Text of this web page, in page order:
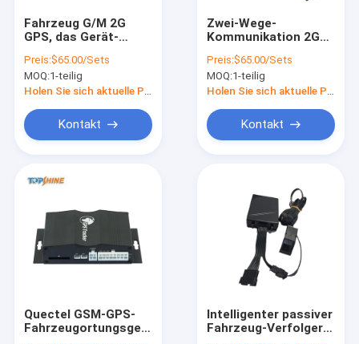
Fahrzeug G/M 2G
GPS, das Gerät-
Gerät mit Öl-
undichter Warnung
aufspürt
Preis:$65.00/Sets
MOQ:1-teilig
Kontakt
Zwei-Wege-
Kommunikation 2G
Fahrzeugortungsgerät
mit Gewichtsmonitor
Preis:$65.00/Sets
MOQ:1-teilig
Kontakt
Quectel GSM-GPS-
Fahrzeugortungsgeräte
Intelligenter passiver
Fahrzeug-Verfolger-